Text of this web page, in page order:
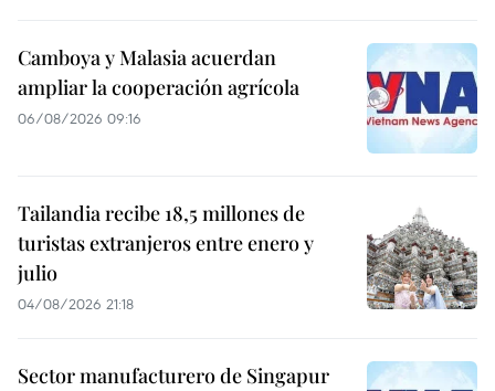
Camboya y Malasia acuerdan
ampliar la cooperación agrícola
06/08/2026 09:16
Tailandia recibe 18,5 millones de
turistas extranjeros entre enero y
julio
04/08/2026 21:18
Sector manufacturero de Singapur